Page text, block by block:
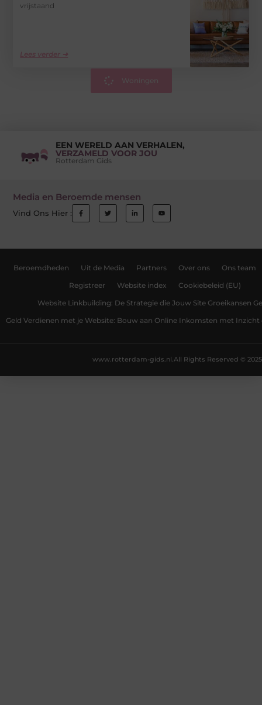
vrijstaand
Lees verder ➜
Woningen
EEN WERELD AAN VERHALEN,
VERZAMELD VOOR JOU
Rotterdam Gids
Media en Beroemde mensen
Vind Ons Hier :
Beroemdheden Uit de Media Partners Over ons Ons team
Registreer Website index Cookiebeleid (EU)
Website Linkbuilding: De Strategie die Jouw Site Groeikansen
Geld Verdienen met je Website: Bouw aan Online Inkomsten met Inzicht
All Rights Reserved © 2025
www.rotterdam-gids.nl.